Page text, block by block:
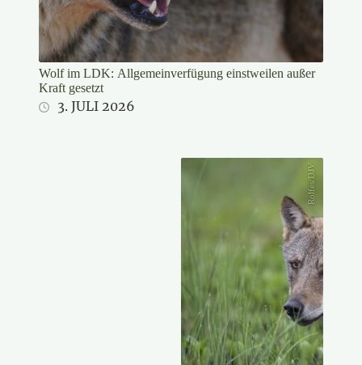
Wolf im LDK: Allgemeinverfügung einstweilen außer
Kraft gesetzt
3. JULI 2026
Rolfes/DJV